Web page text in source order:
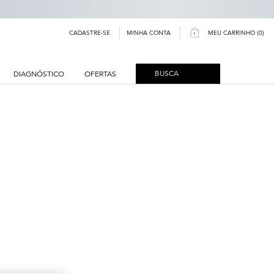
CADASTRE-SE MINHA CONTA MEU CARRINHO 0
0 PRODUCT IN CART
DIAGNÓSTICO OFERTAS BUSCA